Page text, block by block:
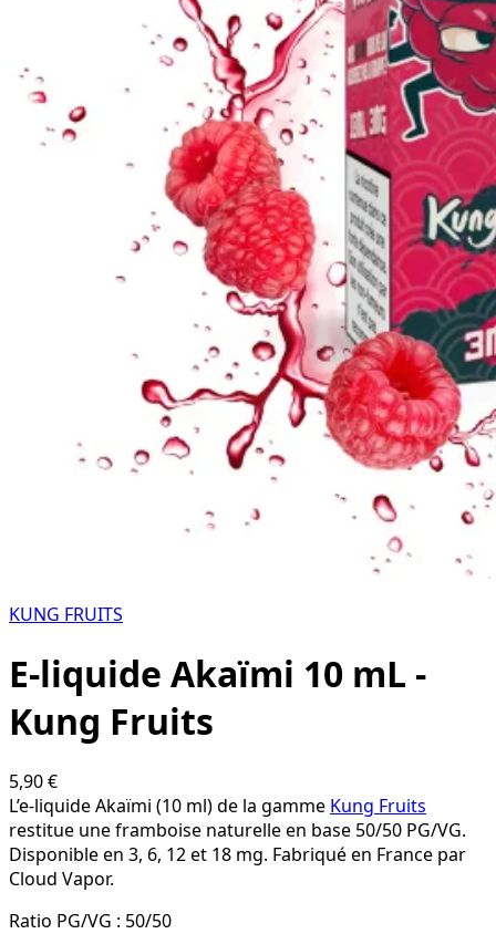
KUNG FRUITS
E-liquide Akaïmi 10 mL -
Kung Fruits
5,90 €
L’e-liquide Akaïmi (10 ml) de la gamme Kung Fruits
restitue une framboise naturelle en base 50/50 PG/VG.
Disponible en 3, 6, 12 et 18 mg. Fabriqué en France par
Cloud Vapor.
Ratio PG/VG : 50/50